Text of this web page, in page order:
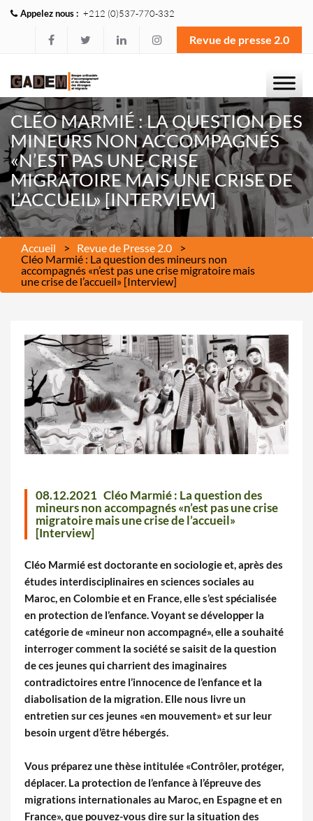
Appelez nous : +212 (0)537-770-332
Revue de presse 2.0
CLÉO MARMIÉ : LA QUESTION DES
MINEURS NON ACCOMPAGNÉS
«N’EST PAS UNE CRISE
MIGRATOIRE MAIS UNE CRISE DE
L’ACCUEIL» [INTERVIEW]
Accueil
Revue de Presse 2.0
Cléo Marmié : La question des mineurs non
accompagnés «n’est pas une crise migratoire mais
une crise de l’accueil» [Interview]
08.12.2021 Cléo Marmié : La question des
mineurs non accompagnés «n’est pas une crise
migratoire mais une crise de l’accueil»
[Interview]
Cléo Marmié est doctorante en sociologie et, après des
études interdisciplinaires en sciences sociales au
Maroc, en Colombie et en France, elle s’est spécialisée
en protection de l’enfance. Voyant se développer la
catégorie de «mineur non accompagné», elle a souhaité
interroger comment la société se saisit de la question
de ces jeunes qui charrient des imaginaires
contradictoires entre l’innocence de l’enfance et la
diabolisation de la migration. Elle nous livre un
entretien sur ces jeunes «en mouvement» et sur leur
besoin urgent d’être hébergés.
Vous préparez une thèse intitulée «Contrôler, protéger,
déplacer. La protection de l’enfance à l’épreuve des
migrations internationales au Maroc, en Espagne et en
France», que pouvez-vous dire sur la situation des